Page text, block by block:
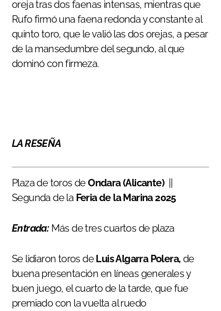
oreja tras dos faenas intensas, mientras que
Rufo firmó una faena redonda y constante al
quinto toro, que le valió las dos orejas, a pesar
de la mansedumbre del segundo, al que
dominó con firmeza.
LA RESEÑA
Plaza de toros deOndara (Alicante)
Segunda de la Feria de la Marina 2025
Entrada:Más de tres cuartos de plaza
Se lidiaron toros deLuis Algarra Polera, de
buena presentación en líneas generales y
buen juego, el cuarto de la tarde, que fue
premiado con la vuelta al ruedo